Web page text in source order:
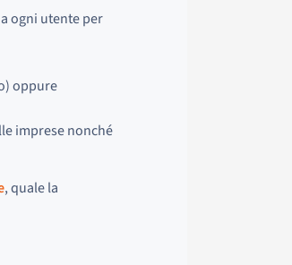
ogni utente per
oppure
imprese nonché
, quale la